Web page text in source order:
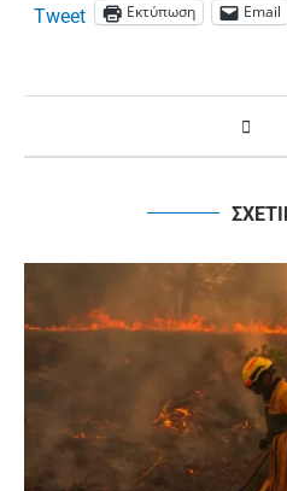
Tweet Εκτύπωση Email